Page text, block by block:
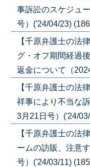
事訴訟のスケジュ
号）('24/04/23)
【千原弁護士の
グ・オフ期間経過
返金について（
【千原弁護士の
祥事により不当な
3月21日号）('24/
【千原弁護士の
ームの訪販、注意
号）('24/03/11)